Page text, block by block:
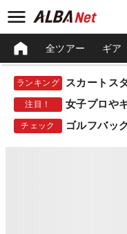
全ツアー ギア
ランキング スカートス
注目！
チェック